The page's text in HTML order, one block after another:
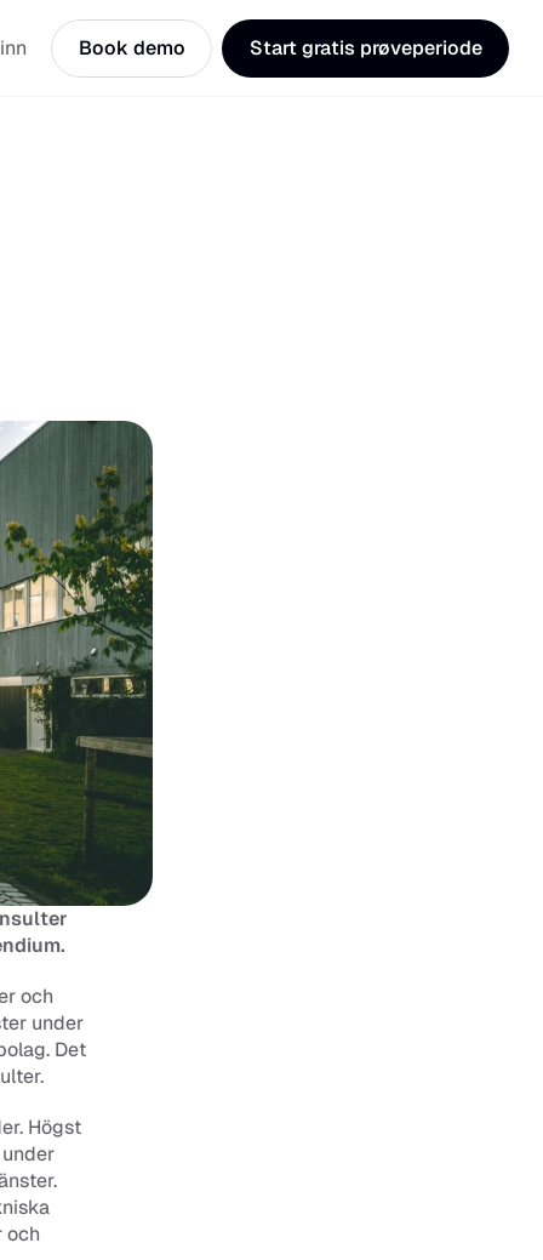
Book demo Start gratis prøveperiode
och
under
Det
Högst
och